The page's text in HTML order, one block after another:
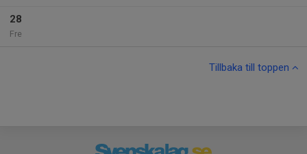
28
Fre
Tillbaka till toppen